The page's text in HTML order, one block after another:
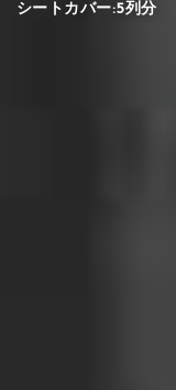
シートカバー:5列分